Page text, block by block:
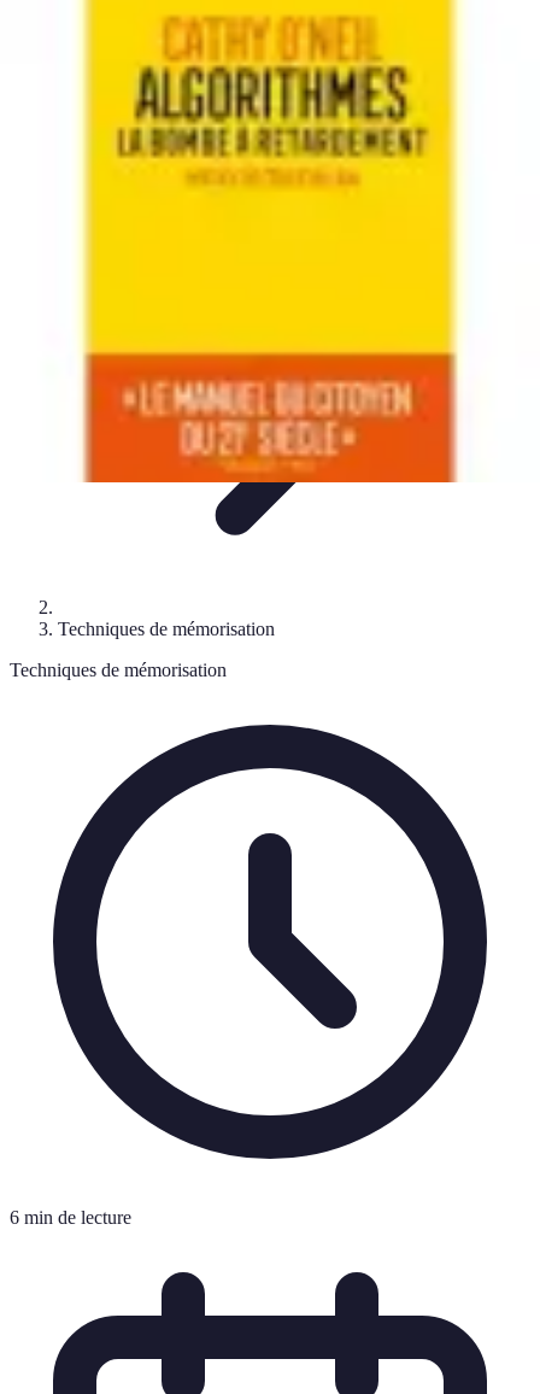
Apprendre Rubik Cube
ApprentissageTechniques
Méthodes d'apprentissageTechniques
Apprendre Rubik Cube
Techniques de mémorisation
Techniques de mémorisation
6 min de lecture